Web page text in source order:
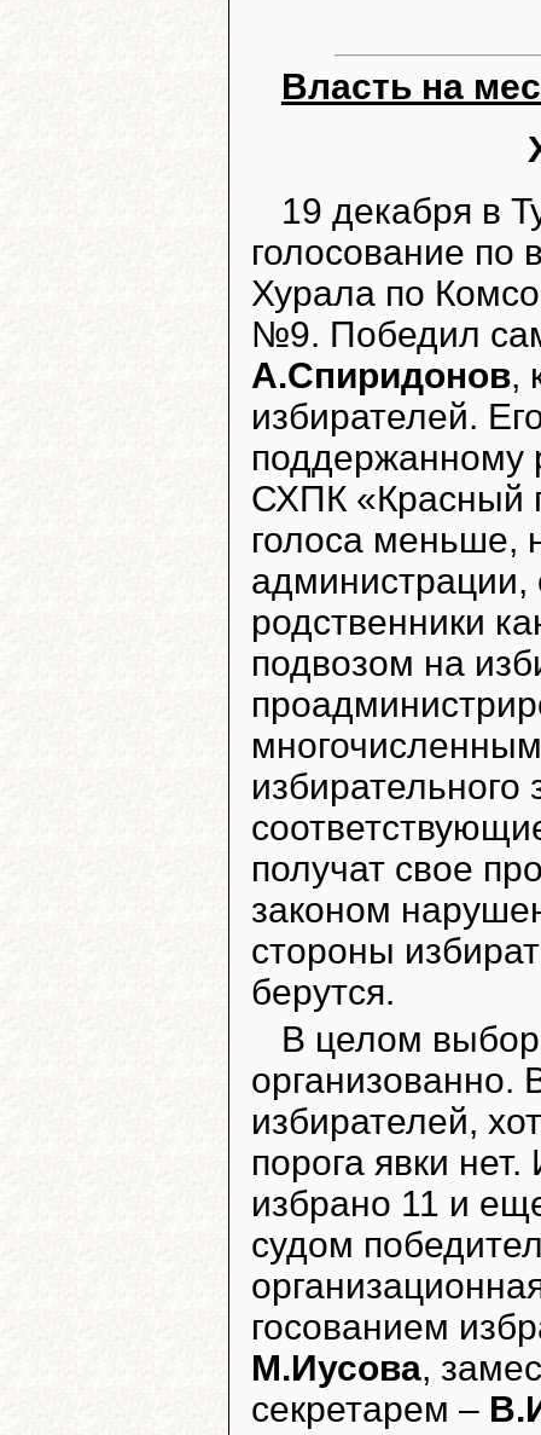
Власть на
19 декабря в
голосование по
Хурала по
№9. Победил
А.Спиридонов,
избирателей.
поддержанному
СХПК «Красный
голоса меньше,
администрации,
родственники
подвозом на
получат свое
законом
стороны
берутся.
В целом
организованно.
избирателей,
порога явки
избрано 11 и
судом
госованием
М.Иусова,
секретарем –